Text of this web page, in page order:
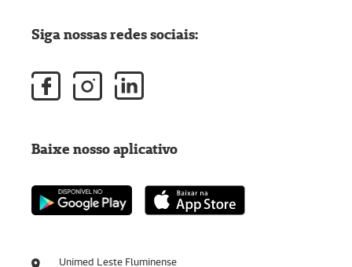
Unimed Leste Fluminense
Siga nossas redes sociais:
Baixe nosso aplicativo